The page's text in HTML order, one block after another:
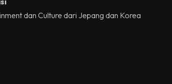
dan Culture dari Jepang dan Korea